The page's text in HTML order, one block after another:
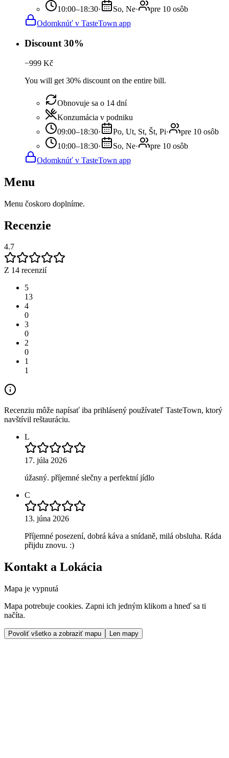
10:00–18:30· So, Ne·
pre 10 osôb
Odomknúť v TasteTown app
Discount 30%
−999 Kč
You will get 30% discount on the entire bill.
Obnovuje sa o 14 dní
Konzumácia v podniku
09:00–18:30· Po, Ut, St, Št, Pi·
pre 10 osôb
10:00–18:30· So, Ne·
pre 10 osôb
Odomknúť v TasteTown app
Menu
Menu čoskoro doplníme.
Recenzie
4.7
Z 14 recenzií
5
13
4
0
3
0
2
0
1
1
Recenziu môže napísať iba prihlásený používateľ TasteTown, ktorý
navštívil reštauráciu.
L
17. júla 2026
úžasný. příjemné slečny a perfektní jídlo
C
13. júna 2026
Příjemné posezení, dobrá káva a snídaně, milá obsluha. Ráda
přijdu znovu. :)
Kontakt a Lokácia
Mapa je vypnutá
Mapa potrebuje cookies. Zapni ich jedným klikom a hneď sa ti
načíta.
Povoliť všetko a zobraziť mapu Len mapy